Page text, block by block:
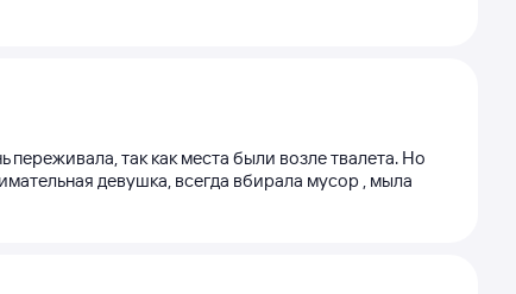
так как места были возле твалета. Но
девушка, всегда вбирала мусор , мыла